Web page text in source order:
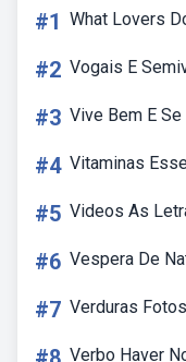
#1 What Lovers
#2 Vogais E
#3 Vive Bem E
#4 Vitaminas
#5 Videos As
#6 Vespera De
#7 Verduras
Verbo Haver